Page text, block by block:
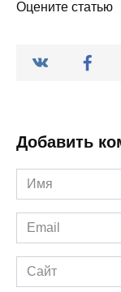
Оцените статью
Добавить
Имя
*
Email
*
Сайт